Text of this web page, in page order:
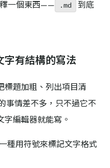
一個東西—— .md
到底
字有結構的寫法
標題加粗、列出項目清
事情差不多，只不過它不
字編輯器就能寫。
種用符號來標記文字格式